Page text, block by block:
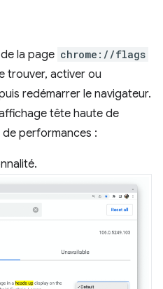
la page chrome://flags
trouver, activer ou
redémarrer le navigateur.
tête haute de
performances :